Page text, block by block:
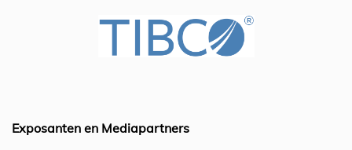
Exposanten en Mediapartners